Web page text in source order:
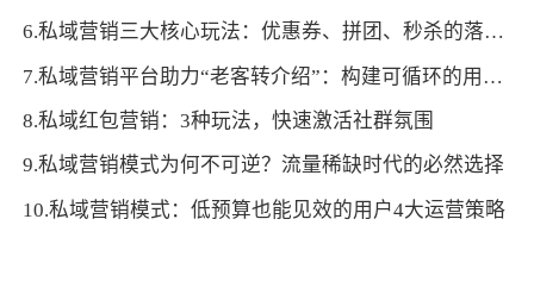
6.私域营销三大核心玩法：优惠券、拼团、秒杀的落地技巧
7.私域营销平台助力“老客转介绍”：构建可循环的用户裂变体系
8.私域红包营销：3种玩法，快速激活社群氛围
9.私域营销模式为何不可逆？流量稀缺时代的必然选择
10.私域营销模式：低预算也能见效的用户4大运营策略